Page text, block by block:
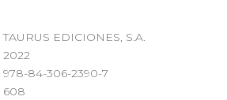
TAURUS EDICIONES, S.A.
2022
978-84-306-2390-7
608